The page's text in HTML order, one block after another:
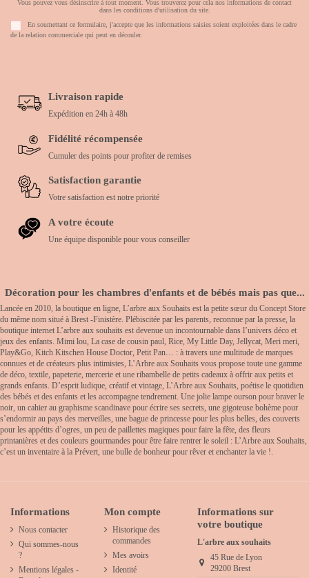
Vous pouvez vous désinscrire à tout moment. Vous trouverez pour cela nos informations de contact
dans les conditions d'utilisation du site.
En soumettant ce formulaire, j'accepte que les informations saisies soient exploitées dans le cadre
de la relation commerciale qui peut en découler.
Livraison rapide
Expédition en 24h à 48h
Fidélité récompensée
Cumuler des points pour profiter de remises
Satisfaction garantie
Votre satisfaction est notre priorité
A votre écoute
Une équipe disponible pour vous conseiller
Décoration pour les chambres d'enfants et de bébés mais pas que...
Lancée en 2010, la boutique en ligne, L’arbre aux Souhaits est la petite sœur du Concept Store
du même nom situé à Brest -Finistère. Plébiscitée par les parents, reconnue par la presse, la
boutique internet L’arbre aux souhaits est devenue un incontournable dans l’univers déco et
jeux des enfants. Mimi lou, La case de cousin paul, Rice, My Little Day, Jellycat, Meri meri,
Play&Go, Kitch Kitschen House Doctor, Petit Pan… : à travers une multitude de marques
connues et de créateurs plus intimistes, L’Arbre aux Souhaits vous propose toute une gamme
de déco, textile, papeterie, mercerie et une ribambelle de petits cadeaux à offrir aux petits et
grands enfants. D’esprit ludique, créatif et vintage, L’Arbre aux Souhaits, poétise le quotidien
des bébés et des enfants et les accompagne tendrement. Une jolie lampe ourson pour braver le
noir, un cahier au graphisme scandinave pour écrire ses secrets, une gigoteuse bohème pour
s’endormir au pays des merveilles, une bague de princesse pour les plus belles, des couverts
pour les appétits d’ogres, un peu de paillettes magiques pour faire la fête, des fleurs
printanières et des couleurs gourmandes pour être faire rentrer le soleil : L’Arbre aux Souhaits,
c’est un inventaire à la Prévert, une bulle de bonheur pour rêver et enchanter la vie !.
Informations
Nous contacter
Qui sommes-nous
?
Mentions légales -
Mon compte
Historique des
commandes
Mes avoirs
Identité
Informations sur
votre boutique
L'arbre aux souhaits
45 Rue de Lyon
29200 Brest